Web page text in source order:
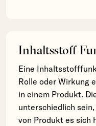
Inhaltsstoff
Eine
Rolle oder Wirkung
in einem Produkt.
unterschiedlich
von Produkt es sich